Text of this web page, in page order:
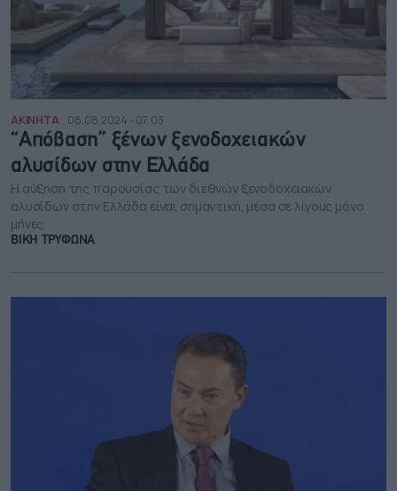
ΑΚΙΝΗΤΑ 08.08.2024 - 07:03
“Απόβαση” ξένων ξενοδοχειακών
αλυσίδων στην Ελλάδα
Η αύξηση της παρουσίας των διεθνών ξενοδοχειακών
αλυσίδων στην Ελλάδα είναι σημαντική, μέσα σε λίγους μόνο
μήνες
ΒΙΚΗ ΤΡΥΦΩΝΑ